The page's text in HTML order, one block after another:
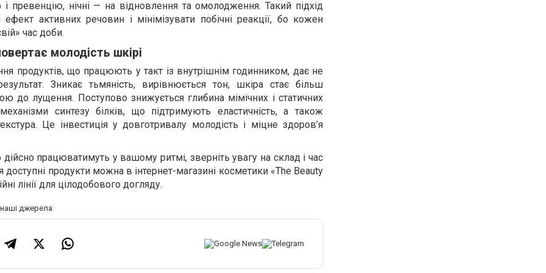
і превенцію, нічні — на відновлення та омолодження. Такий підхід
активних речовин і мінімізувати побічні реакції, бо кожен
час доби.
молодість шкірі
продуктів, що працюють у такт із внутрішнім годинником, дає не
Зникає тьмяність, вирівнюється тон, шкіра стає більш
до лущення. Поступово знижується глибина мімічних і статичних
синтезу білків, що підтримують еластичність, а також
Це інвестиція у довготривалу молодість і міцне здоров’я
працюватимуть у вашому ритмі, зверніть увагу на склад і час
доступні продукти можна в інтернет-магазині косметики «The Beauty
лінії для цілодобового догляду.
наші джерела